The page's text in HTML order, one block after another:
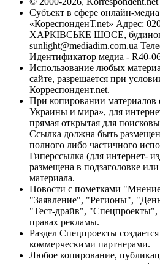
Субъект в сфере онлайн-
«КореспонденТ.net» Адрес:
ХАРКІВСЬКЕ ШОСЕ, будинок
sunlight@mediadim.com.ua
Идентификатор медиа - R40-
Использование любых
сайте, разрешается при
Корреспондент.net.
При копировании материалов
Украины и мира», для
прямая открытая для
Ссылка должна быть
полного либо частичного
Гиперссылка (для интернет-
размещена в подзаголовке
материала.
Новости с пометками
"Заявление", "Регионы",
"Тест-драйв",
правах рекламы.
Раздел Спецпроекты
коммерческими партнерами.
Любое копирование,